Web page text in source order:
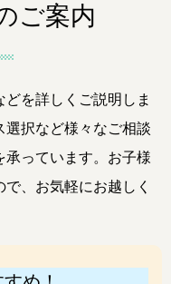
ご案内
を詳しくご説明しま
択など様々なご相談
承っています。お子様
、お気軽にお越しく